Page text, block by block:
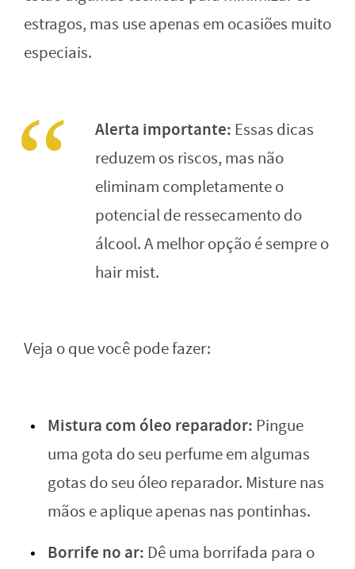
estragos, mas use apenas em ocasiões muito
especiais.
Alerta importante: Essas dicas
reduzem os riscos, mas não
eliminam completamente o
potencial de ressecamento do
álcool. A melhor opção é sempre o
hair mist.
Veja o que você pode fazer:
Mistura com óleo reparador: Pingue
uma gota do seu perfume em algumas
gotas do seu óleo reparador. Misture nas
mãos e aplique apenas nas pontinhas.
Borrife no ar: Dê uma borrifada para o